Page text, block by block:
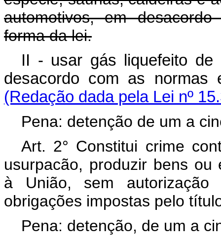
automotivos, em
forma da lei.
II - usar gás liquefeito de
desacordo com as
(Redação dada pela Lei nº
Pena: detenção de um a
Art. 2° Constitui crime
usurpacão, produzir bens ou
à União, sem
obrigações impostas pelo
Pena: detenção, de um a